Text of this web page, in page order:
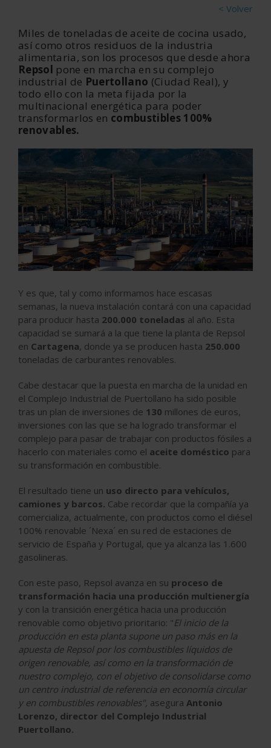
< Volver
Miles de toneladas de aceite de cocina usado,
así como otros residuos de la industria
alimentaria, son los procesos que desde ahora
Repsol pone en marcha en su complejo
industrial de Puertollano (Ciudad Real), y
todo ello con la meta fijada por la
multinacional energética para poder
transformarlos en combustibles 100%
renovables.
Y es que, tal y como informamos hace escasas
semanas, la nueva instalación contará con una capacidad
para producir hasta 200.000 toneladas al año. Esta
capacidad se sumará a la que tiene la planta de Repsol
en Cartagena, donde ya se producen hasta 250.000
toneladas de carburantes renovables.
Cabe destacar que la puesta en marcha de la unidad en
el Complejo Industrial de Puertollano ha sido posible
tras un plan de inversiones de 130 millones de euros,
inversiones con las que se ha logrado transformar el
complejo para pasar de trabajar con productos fósiles a
hacerlo con materiales como el aceite doméstico para
su transformación en combustible.
El resultado tiene un uso directo para vehículos,
camiones y barcos. Cabe recordar que la compañía ya
comercializa, actualmente, con productos como el diésel
100% renovable ´Nexa´ en su red de estaciones de
servicio de España y Portugal, que ya alcanza las 1.600
gasolineras.
Con este paso, Repsol avanza en su proceso de
transformación hacia una producción multienergía
y con la transición energética hacia una producción
renovable como objetivo prioritario: "El inicio de la
producción en esta planta supone un paso más en la
apuesta de Repsol por los combustibles líquidos de
origen renovable, así como en la transformación de
nuestro complejo, con el objetivo de consolidarse como
un centro industrial de referencia en economía circular
y en combustibles renovables", asegura Antonio
Lorenzo, director del Complejo Industrial
Puertollano.